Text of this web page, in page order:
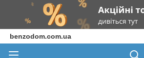
benzodom.com.ua